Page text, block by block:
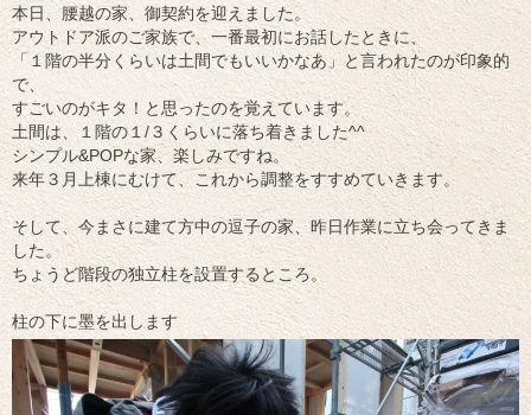
本日、腰越の家、御契約を迎えました。
アウトドア派のご家族で、一番最初にお話したときに、
「１階の半分くらいは土間でもいいかなあ」と言われたのが印象的
で、
すごいのがキタ！と思ったのを覚えています。
土間は、１階の１/３くらいに落ち着きました^^
シンプル&POPな家、楽しみですね。
来年３月上棟にむけて、これから調整をすすめていきます。
そして、今まさに建て方中の逗子の家、昨日作業に立ち会ってきま
した。
ちょうど階段の独立柱を設置するところ。
柱の下に墨を出します